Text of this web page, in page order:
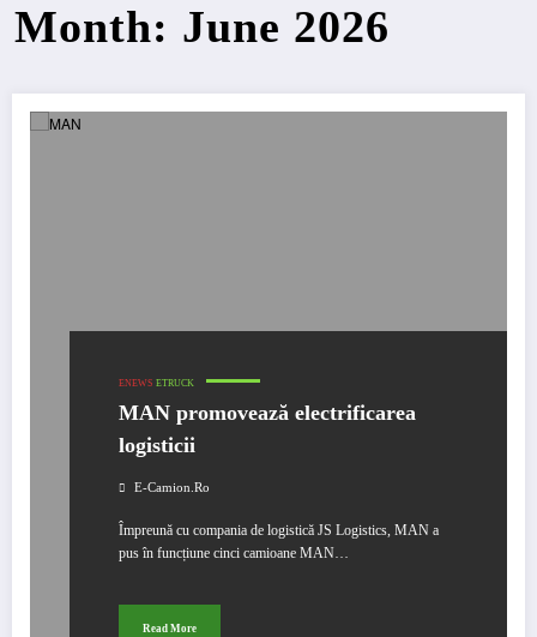
Month: June 2026
ENEWS ETRUCK
MAN promovează electrificarea
logisticii
E-Camion.ro
Împreună cu compania de logistică JS Logistics, MAN a
pus în funcțiune cinci camioane MAN…
Read More